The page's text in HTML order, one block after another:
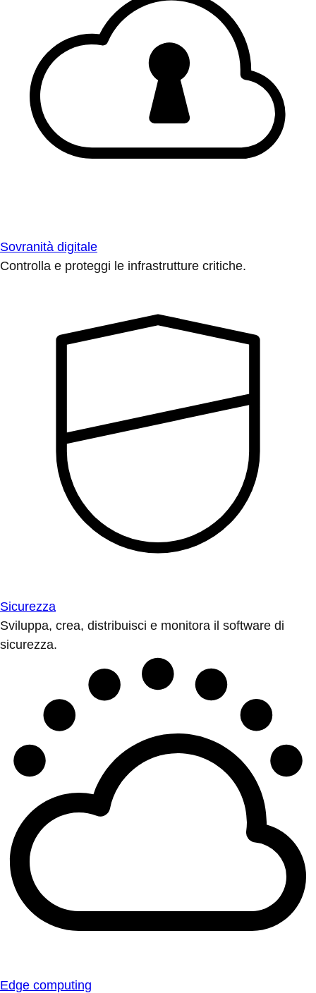
Sovranità digitale
Controlla e proteggi le infrastrutture critiche.
Sicurezza
Sviluppa, crea, distribuisci e monitora il software di
sicurezza.
Edge computing